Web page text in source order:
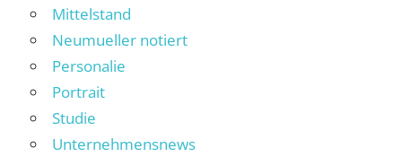
Mittelstand
Neumueller notiert
Personalie
Portrait
Studie
Unternehmensnews